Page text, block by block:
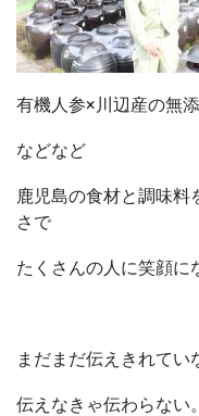
有機人参×川辺産の無
などなど
鹿児島の食材と調味料
さで
たくさんの人に笑顔に
まだまだ伝えきれてい
伝えなきゃ伝わらない。